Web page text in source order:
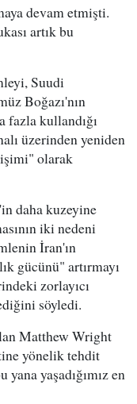
devam etmişti.
artık bu
Suudi
Boğazı'nın
fazla kullandığı
üzerinden yeniden
olarak
daha kuzeyine
iki nedeni
İran'ın
gücünü" artırmayı
zorlayıcı
söyledi.
Matthew Wright
yönelik tehdit
yana yaşadığımız en